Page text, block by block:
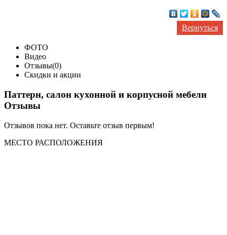
Вернуться
ФОТО
Видео
Отзывы(0)
Скидки и акции
Паттерн, салон кухонной и корпусной мебели
Отзывы
Отзывов пока нет. Оставьте отзыв первым!
МЕСТО РАСПОЛОЖЕНИЯ